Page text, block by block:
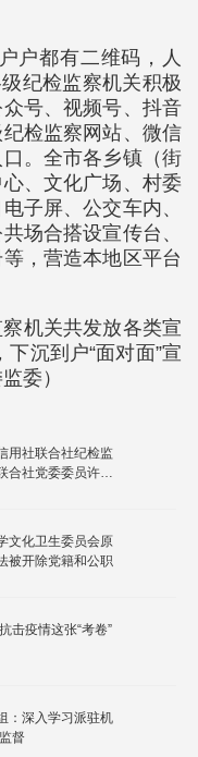
户都有二维码，人
级纪检监察机关积极
号、视频号、抖音
检监察网站、微信
。全市各乡镇（街
、文化广场、村委
子屏、公交车内、
场合搭设宣传台、
，营造本地区平台
机关共发放各类宣
沉到户“面对面”宣
委）
用社联合社纪检监
合社党委委员许维
文化卫生委员会原
被开除党籍和公职
击疫情这张“考卷”
：深入学习派驻机
督